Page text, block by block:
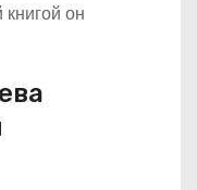
он